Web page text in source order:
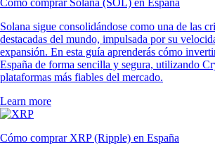
Cómo comprar Solana (SOL) en España
Solana sigue consolidándose como una de las
destacadas del mundo, impulsada por su
expansión. En esta guía aprenderás cómo
España de forma sencilla y segura, utilizando
plataformas más fiables del mercado.
Learn more
Cómo comprar XRP (Ripple) en España